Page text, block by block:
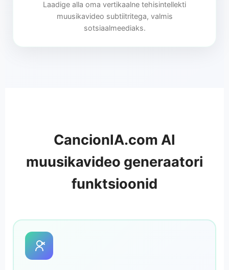
Laadige alla oma vertikaalne tehisintellekti
muusikavideo subtiitritega, valmis
sotsiaalmeediaks.
CancionIA.com AI
muusikavideo generaatori
funktsioonid